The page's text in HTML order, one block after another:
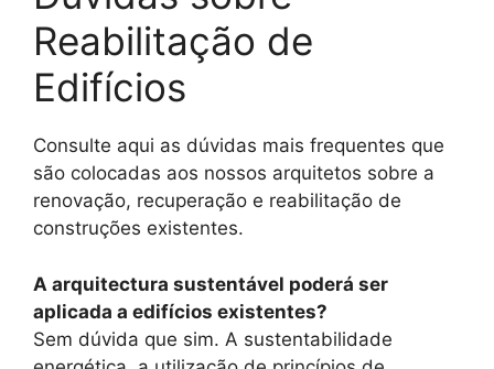
Reabilitação de
Edifícios
Consulte aqui as dúvidas mais frequentes que
são colocadas aos nossos arquitetos sobre a
renovação, recuperação e reabilitação de
construções existentes.
A arquitectura sustentável poderá ser
aplicada a edifícios existentes?
Sem dúvida que sim. A sustentabilidade